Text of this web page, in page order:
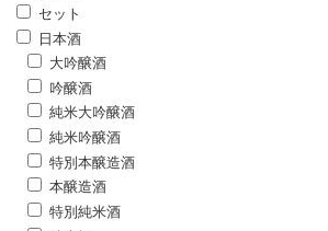
セット
日本酒
大吟醸酒
吟醸酒
純米大吟醸酒
純米吟醸酒
特別本醸造酒
本醸造酒
特別純米酒